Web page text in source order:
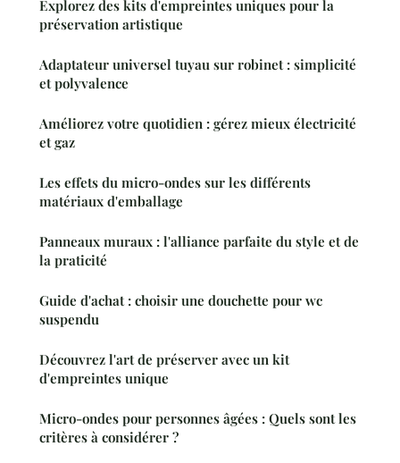
Explorez des kits d'empreintes uniques pour la
préservation artistique
Adaptateur universel tuyau sur robinet : simplicité
et polyvalence
Améliorez votre quotidien : gérez mieux électricité
et gaz
Les effets du micro-ondes sur les différents
matériaux d'emballage
Panneaux muraux : l'alliance parfaite du style et de
la praticité
Guide d'achat : choisir une douchette pour wc
suspendu
Découvrez l'art de préserver avec un kit
d'empreintes unique
Micro-ondes pour personnes âgées : Quels sont les
critères à considérer ?